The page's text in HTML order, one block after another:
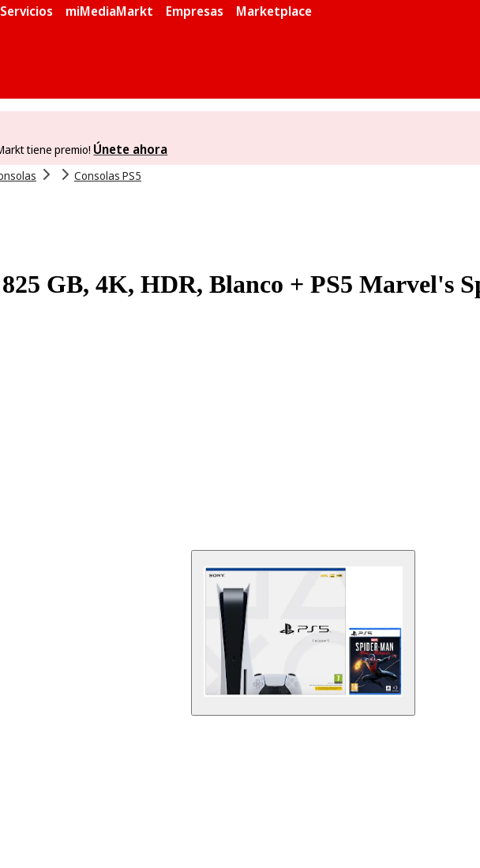
Servicios miMediaMarkt Empresas Marketplace
tiene premio! Únete ahora
Consolas PS5
825 GB, 4K, HDR, Blanco + PS5 Marvel's